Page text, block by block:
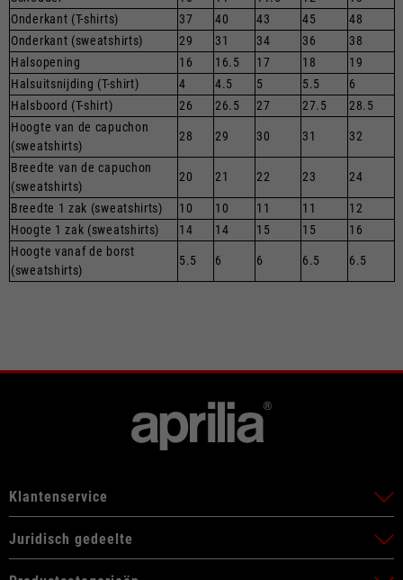
Onderkant (T-shirts)
37 40 43 45
48
Onderkant (sweatshirts)
29 31 34 36
38
Halsopening
16 16.5 17 18
19
Halsuitsnijding (T-shirt)
4 4.5 5 5.5
6
Halsboord (T-shirt)
26 26.5 27 27.5
28.5
Hoogte van de capuchon
(sweatshirts)
28 29 30 31 32
Breedte van de capuchon
(sweatshirts)
20 21 22 23 24
Breedte 1 zak (sweatshirts) 10 10 11 11
12
Hoogte 1 zak (sweatshirts)
14 14 15 15
16
Hoogte vanaf de borst
(sweatshirts)
5.5 6 6 6.5 6.5
Klantenservice
Juridisch gedeelte